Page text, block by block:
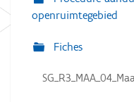
openruimtegebied
Fiches